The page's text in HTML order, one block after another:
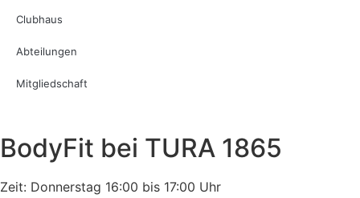
Clubhaus
Abteilungen
Mitgliedschaft
BodyFit bei TURA 1865
Zeit: Donnerstag 16:00 bis 17:00 Uhr